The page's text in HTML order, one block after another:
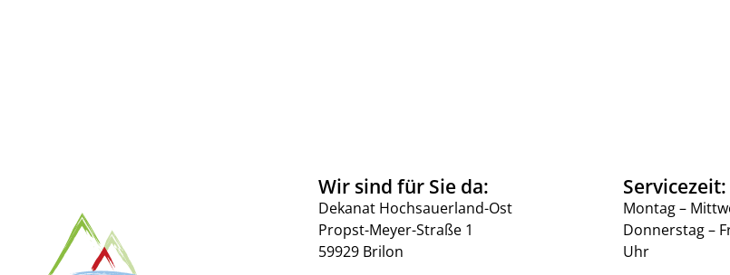
Wir sind für Sie da:
Dekanat Hochsauerland-Ost
Propst-Meyer-Straße 1
59929 Brilon
Servicezeit:
Montag –
Donnerstag –
Uhr